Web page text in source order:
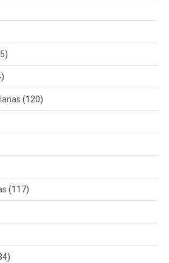
(120)
(117)